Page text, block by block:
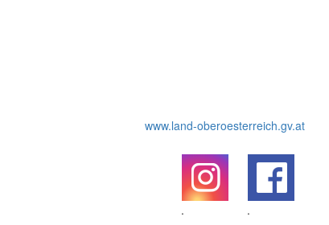
www.land-oberoesterreich.gv.at
.
.